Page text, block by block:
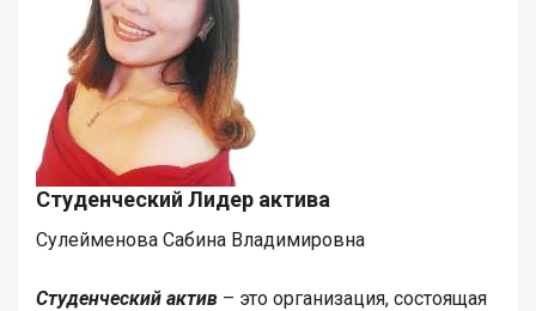
Студенческий Лидер актива
Сулейменова Сабина Владимировна
Студенческий актив – это организация, состоящая